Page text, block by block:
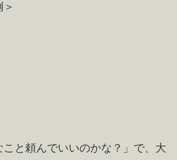
こと頼んでいいのかな？」で、大